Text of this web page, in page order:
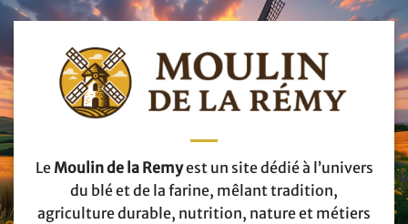
Le Moulin de la Remyest un site dédié à l’univers
du blé et de la farine, mêlant tradition,
agriculture durable, nutrition, nature et métiers